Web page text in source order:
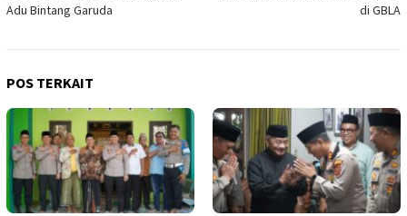
Adu Bintang Garuda
di GBLA
POS TERKAIT